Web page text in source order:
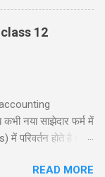
के अलग अलग
हम length ,
हम gauge के द्वारा
उनके functions के
hai in hindi विभिन
Gauges को हम दो
Special Gauge
12
नया साझेदार फर्म में
में परिवर्तन होते है। जो
accountingREAD MORE